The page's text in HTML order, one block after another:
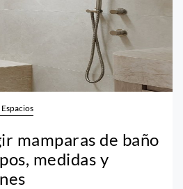
mamparas de baño
medidas y